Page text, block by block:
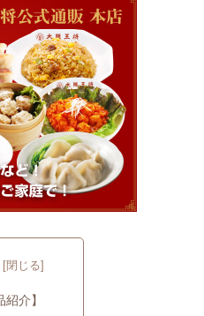
紹介】